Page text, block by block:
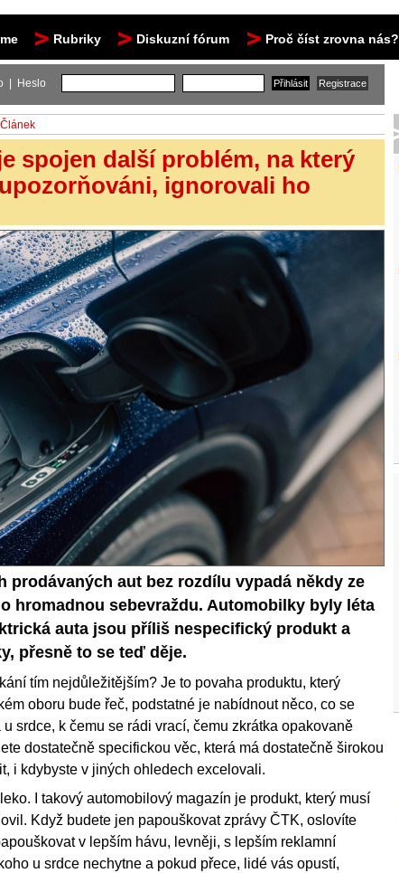
Rubriky Diskuzní fórum Proč číst zrovna nás?
| Heslo
spojen další problém, na který
ignorovali ho
prodávaných aut bez rozdílu vypadá někdy ze
hromadnou sebevraždu. Automobilky byly léta
auta jsou příliš nespecifický produkt a
přesně to se teď děje.
tím nejdůležitějším? Je to povaha produktu, který
oboru bude řeč, podstatné je nabídnout něco, co se
srdce, k čemu se rádi vrací, čemu zkrátka opakovaně
dostatečně specifickou věc, která má dostatečně širokou
i kdybyste v jiných ohledech excelovali.
I takový automobilový magazín je produkt, který musí
Když budete jen papouškovat zprávy ČTK, oslovíte
v lepším hávu, levněji, s lepším reklamní
u srdce nechytne a pokud přece, lidé vás opustí,